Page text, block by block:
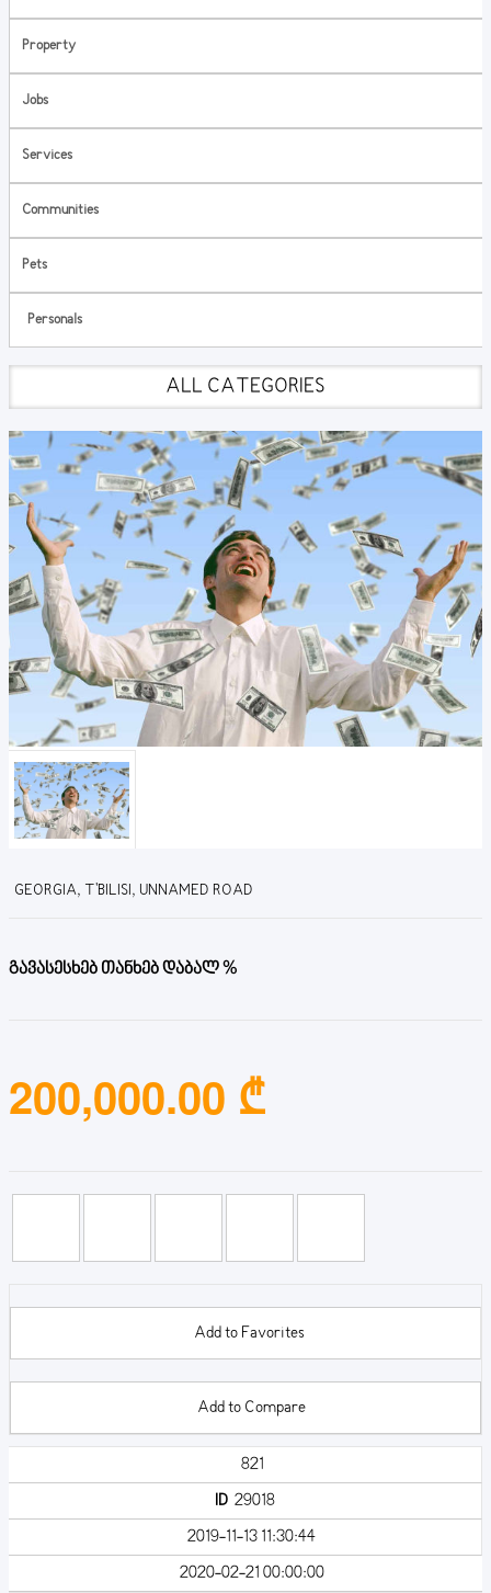
Property
Jobs
Services
Communities
Pets
Personals
ALL CATEGORIES
GEORGIA, T'BILISI, UNNAMED ROAD
გავასესხებ თანხებ დაბალ %
200,000.00 ₾
Add to Favorites
Add to Compare
821
ID 29018
2019-11-13 11:30:44
2020-02-21 00:00:00